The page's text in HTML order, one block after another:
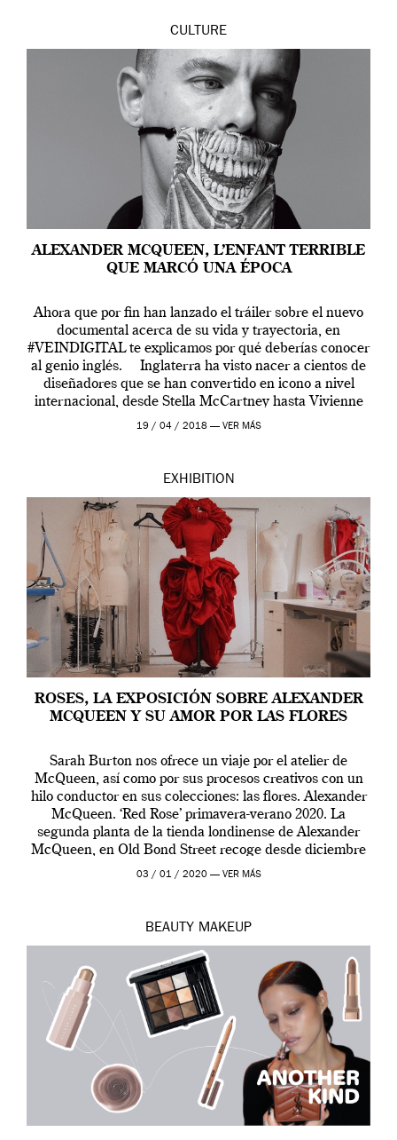
CULTURE
ALEXANDER MCQUEEN, L’ENFANT TERRIBLE
QUE MARCÓ UNA ÉPOCA
Ahora que por fin han lanzado el tráiler sobre el nuevo
documental acerca de su vida y trayectoria, en
#VEINDIGITAL te explicamos por qué deberías conocer
al genio inglés. Inglaterra ha visto nacer a cientos de
diseñadores que se han convertido en icono a nivel
internacional, desde Stella McCartney hasta Vivienne
Westwood pasando […]
19 / 04 / 2018 — VER MÁS
EXHIBITION
ROSES, LA EXPOSICIÓN SOBRE ALEXANDER
MCQUEEN Y SU AMOR POR LAS FLORES
Sarah Burton nos ofrece un viaje por el atelier de
McQueen, así como por sus procesos creativos con un
hilo conductor en sus colecciones: las flores. Alexander
McQueen. ‘Red Rose’ primavera-verano 2020. La
segunda planta de la tienda londinense de Alexander
McQueen, en Old Bond Street recoge desde diciembre
de 2019 hasta final de abril […]
03 / 01 / 2020 — VER MÁS
BEAUTY MAKEUP